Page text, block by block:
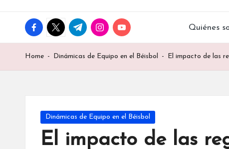
facebook.com
twitter.com
t.me instagram.com
youtube.com Quiénes
Home - Dinámicas de Equipo en el Béisbol - El impacto de las
Posted
in
Dinámicas de Equipo en el Béisbol
El impacto de las